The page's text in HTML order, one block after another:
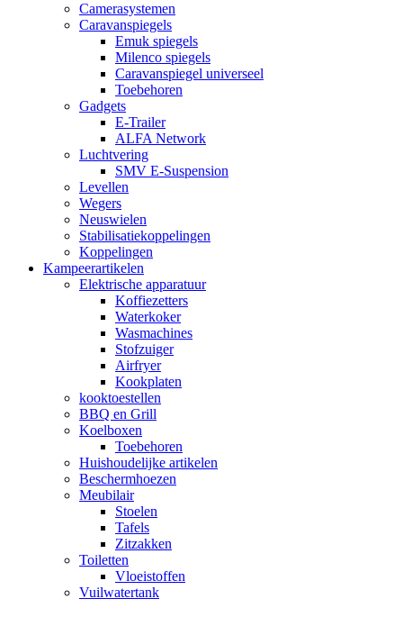
Camerasystemen
Caravanspiegels
Emuk spiegels
Milenco spiegels
Caravanspiegel universeel
Toebehoren
Gadgets
E-Trailer
ALFA Network
Luchtvering
SMV E-Suspension
Levellen
Wegers
Neuswielen
Stabilisatiekoppelingen
Koppelingen
Kampeerartikelen
Elektrische apparatuur
Koffiezetters
Waterkoker
Wasmachines
Stofzuiger
Airfryer
Kookplaten
kooktoestellen
BBQ en Grill
Koelboxen
Toebehoren
Huishoudelijke artikelen
Beschermhoezen
Meubilair
Stoelen
Tafels
Zitzakken
Toiletten
Vloeistoffen
Vuilwatertank